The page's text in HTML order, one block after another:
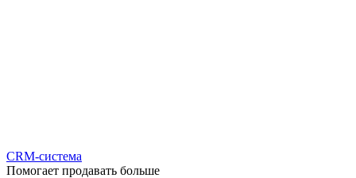
CRM-система
Помогает продавать больше